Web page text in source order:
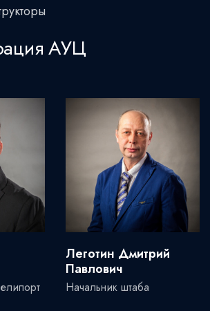
АУЦ
Леготин Дмитрий
Павлович
Начальник штаба